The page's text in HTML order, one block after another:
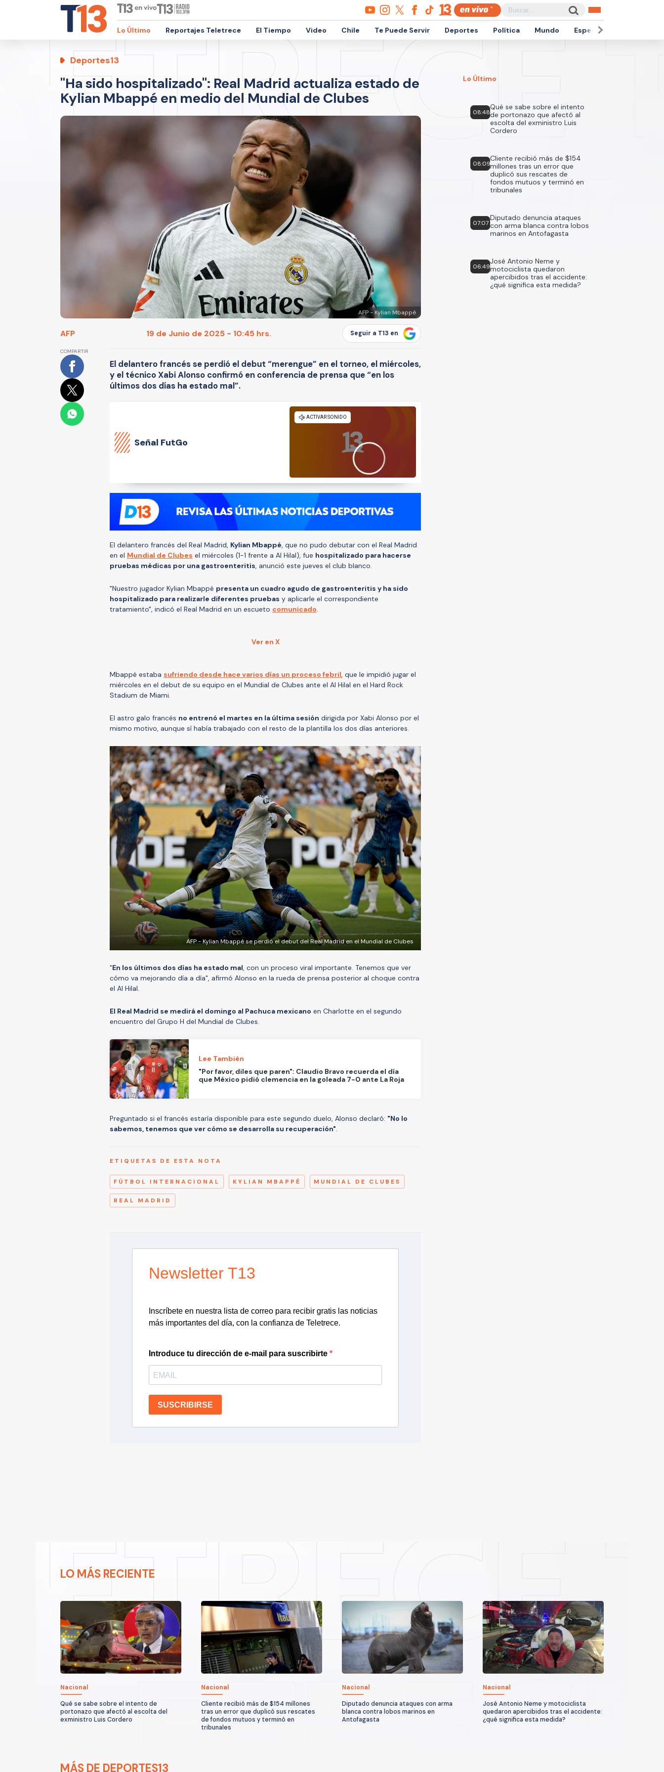
Lo Último Reportajes Teletrece El Tiempo Video Chile Te Puede Servir Deportes Política Mundo Espectáculos
Deportes13
"Ha sido hospitalizado": Real Madrid actualiza estado de
Kylian Mbappé en medio del Mundial de Clubes
AFP - Kylian Mbappé
AFP 19 de Junio de 2025 - 10:45 hrs. Seguir a T13 en
COMPARTIR
El delantero francés se perdió el debut “merengue” en el torneo, el miércoles,
y el técnico Xabi Alonso confirmó en conferencia de prensa que “en los
últimos dos días ha estado mal”.
Señal FutGo
El delantero francés del Real Madrid, Kylian Mbappé, que no pudo debutar con el Real Madrid
en el Mundial de Clubes el miércoles (1-1 frente a Al Hilal), fue hospitalizado para hacerse
pruebas médicas por una gastroenteritis, anunció este jueves el club blanco.
"Nuestro jugador Kylian Mbappé presenta un cuadro agudo de gastroenteritis y ha sido
hospitalizado para realizarle diferentes pruebas y aplicarle el correspondiente
tratamiento", indicó el Real Madrid en un escueto comunicado.
Ver en X
Mbappé estaba sufriendo desde hace varios días un proceso febril, que le impidió jugar el
miércoles en el debut de su equipo en el Mundial de Clubes ante el Al Hilal en el Hard Rock
Stadium de Miami.
El astro galo francés no entrenó el martes en la última sesión dirigida por Xabi Alonso por el
mismo motivo, aunque sí había trabajado con el resto de la plantilla los dos días anteriores.
AFP - Kylian Mbappé se perdió el debut del Real Madrid en el Mundial de Clubes
"En los últimos dos días ha estado mal, con un proceso viral importante. Tenemos que ver
cómo va mejorando día a día", afirmó Alonso en la rueda de prensa posterior al choque contra
el Al Hilal.
El Real Madrid se medirá el domingo al Pachuca mexicano en Charlotte en el segundo
encuentro del Grupo H del Mundial de Clubes.
Lee También
"Por favor, diles que paren": Claudio Bravo recuerda el día
que México pidió clemencia en la goleada 7-0 ante La Roja
Preguntado si el francés estaría disponible para este segundo duelo, Alonso declaró: "No lo
sabemos, tenemos que ver cómo se desarrolla su recuperación".
ETIQUETAS DE ESTA NOTA
FÚTBOL INTERNACIONAL KYLIAN MBAPPÉ MUNDIAL DE CLUBES
REAL MADRID
Newsletter T13
Inscríbete en nuestra lista de correo para recibir gratis las noticias
más importantes del día, con la confianza de Teletrece.
Introduce tu dirección de e-mail para suscribirte
SUSCRIBIRSE
Lo Último
08:48
Qué se sabe sobre el intento
de portonazo que afectó al
escolta del exministro Luis
Cordero
08:09
Cliente recibió más de $154
millones tras un error que
duplicó sus rescates de
fondos mutuos y terminó en
tribunales
07:07
Diputado denuncia ataques
con arma blanca contra lobos
marinos en Antofagasta
06:49
José Antonio Neme y
motociclista quedaron
apercibidos tras el accidente:
¿qué significa esta medida?
LO MÁS RECIENTE
Nacional
Qué se sabe sobre el intento de
portonazo que afectó al escolta del
exministro Luis Cordero
Nacional
Cliente recibió más de $154 millones
tras un error que duplicó sus rescates
de fondos mutuos y terminó en
tribunales
Nacional
Diputado denuncia ataques con arma
blanca contra lobos marinos en
Antofagasta
Nacional
José Antonio Neme y motociclista
quedaron apercibidos tras el accidente:
¿qué significa esta medida?
MÁS DE DEPORTES13